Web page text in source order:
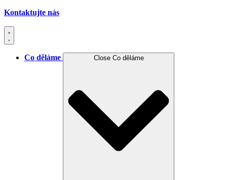
Kontaktujte nás
Co děláme Close Co děláme